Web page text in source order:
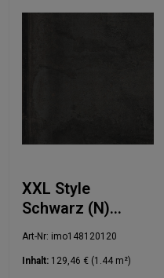
XXL Style
Schwarz (N)
Art-Nr: imo148120120
Inhalt: 129,46 € (1.44 m²)